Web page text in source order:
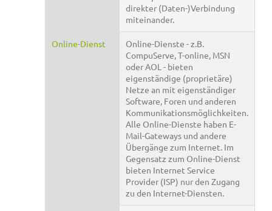
direkter (Daten-)Verbindung
miteinander.
Online-Dienst
Online-Dienste - z.B.
CompuServe, T-online, MSN
oder AOL - bieten
eigenständige (proprietäre)
Netze an mit eigenständiger
Software, Foren und anderen
Kommunikationsmöglichkeiten.
Alle Online-Dienste haben E-
Mail-Gateways und andere
Übergänge zum Internet. Im
Gegensatz zum Online-Dienst
bieten Internet Service
Provider (ISP) nur den Zugang
zu den Internet-Diensten.